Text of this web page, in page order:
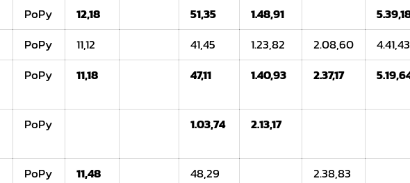
PoPy 12,18 51,35 1.48,91
PoPy 11,12 41,45 1.23,82 2.08,60
4.41,43
PoPy 11,18 47,11 1.40,93 2.37,17
PoPy 1.03,74 2.13,17
PoPy 11,48 48,29 2.38,83